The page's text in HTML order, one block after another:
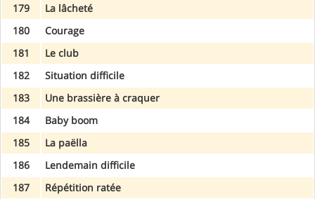
179
La lâcheté
180
Courage
181
Le club
182
Situation difficile
183
Une brassière à craquer
184
Baby boom
185
La paëlla
186
Lendemain difficile
187
Répétition ratée